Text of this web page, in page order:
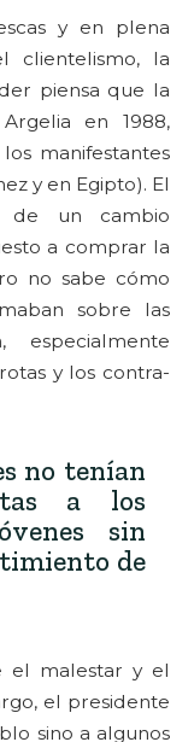
y en plena
clientelismo, la
piensa que la
en 1988,
manifestantes
y en Egipto). El
de un cambio
a comprar la
no sabe cómo
sobre las
especialmente
y los contra-
no tenían
a los
sin
de
el malestar y el
el presidente
sino a algunos